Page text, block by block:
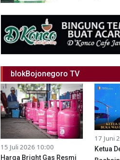
blokBojonegoro TV
15 Juli 2026 10:00
Harga Bright Gas Resmi
17 Juni
Ketua